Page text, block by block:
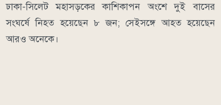
ঢাকা-সিলেট মহাসড়কের কাশিকাপন অংশে দুই বাসের
সংঘর্ষে নিহত হয়েছেন ৮ জন; সেইসঙ্গে আহত হয়েছেন
আরও অনেকে।